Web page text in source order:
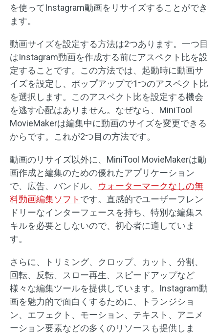
を使ってInstagram動画をリサイズすることができ
ます。
動画サイズを設定する方法は2つあります。一つ目
はInstagram動画を作成する前にアスペクト比を設
定することです。この方法では、起動時に動画サ
イズを設定し、ポップアップで1つのアスペクト比
を選択します。このアスペクト比を設定する機会
を逃す心配はありません。なぜなら、MiniTool
MovieMakerは編集中に動画のサイズを変更できる
からです。これが2つ目の方法です。
動画のリサイズ以外に、MiniTool MovieMakerは動
画作成と編集のための優れたアプリケーション
で、広告、バンドル、 ウォーターマークなしの無
料動画編集ソフト です。直感的でユーザーフレン
ドリーなインターフェースを持ち、特別な編集ス
キルを必要としないので、初心者に適していま
す。
さらに、トリミング、クロップ、カット、分割、
回転、反転、スロー再生、スピードアップなど
様々な編集ツールを提供しています。Instagram動
画を魅力的で面白くするために、トランジショ
ン、エフェクト、モーション、テキスト、アニメ
ーション要素などの多くのリソースも提供しま